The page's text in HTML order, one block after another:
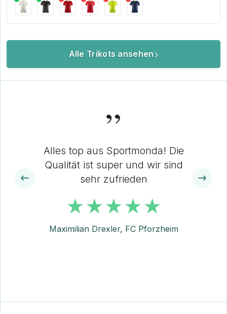
Alle Trikots ansehen
”
Alles top aus Sportmonda! Die
Qualität ist super und wir sind
sehr zufrieden
Maximilian Drexler, FC Pforzheim